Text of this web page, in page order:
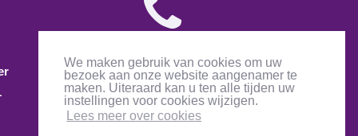
We maken gebruik van cookies om uw
bezoek aan onze website aangenamer te
maken. Uiteraard kan u ten alle tijden uw
instellingen voor cookies wijzigen.
Lees meer over cookies
0472 67 76 97
schilderwerken.derudder@gmail.com